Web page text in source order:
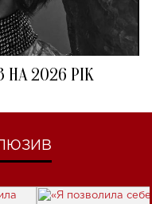
НА 2026 РІК